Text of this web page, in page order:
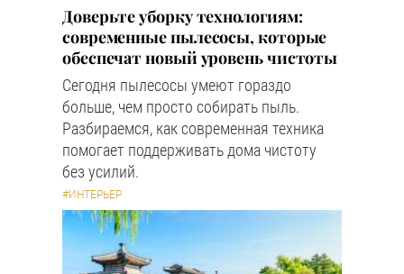
Доверьте уборку технологиям:
современные пылесосы, которые
обеспечат новый уровень чистоты
Сегодня пылесосы умеют гораздо
больше, чем просто собирать пыль.
Разбираемся, как современная техника
помогает поддерживать дома чистоту
без усилий.
#ИНТЕРЬЕР